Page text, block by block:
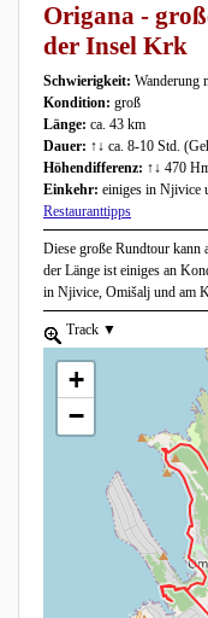
Origana -
der Insel Krk
Schwierigkeit: Wanderung
Kondition: groß
Länge: ca. 43 km
Dauer: ↑↓ ca. 8-10 Std.
Höhendifferenz: ↑↓ 470
Einkehr: einiges in Njivice
Restauranttipps
Diese große Rundtour kann
der Länge ist einiges an
in Njivice, Omišalj und am
zoom to element.
Track show list, use the
+
−